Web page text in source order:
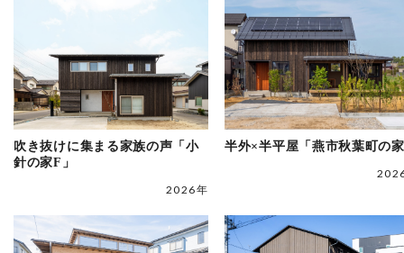
吹き抜けに集まる家族の声「小
針の家F」
2026年
半外×半平屋「燕市秋葉町の